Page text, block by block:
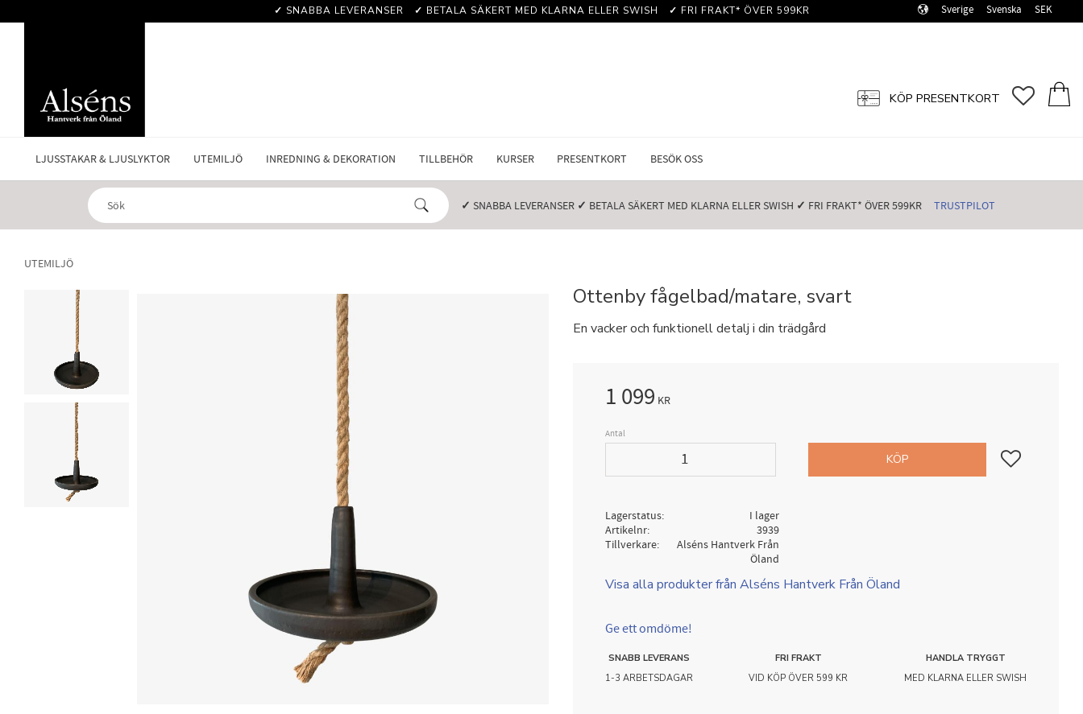
✓ SNABBA LEVERANSER️ ✓ BETALA SÄKERT MED KLARNA ELLER SWISH️ ✓ FRI FRAKT* ÖVER 599KR️ Sverige Svenska SEK
LJUSSTAKAR & LJUSLYKTOR UTEMILJÖ INREDNING & DEKORATION TILLBEHÖR KURSER PRESENTKORT BESÖK OSS
KÖP PRESENTKORT
✓ SNABBA LEVERANSER️ ✓ BETALA SÄKERT MED KLARNA ELLER SWISH️ ✓ FRI FRAKT* ÖVER 599KR️ TRUSTPILOT
UTEMILJÖ
Ottenby fågelbad/matare, svart
En vacker och funktionell detalj i din trädgård
1 099 KR
Antal
KÖP Lägg till i
Lagerstatus
I lager
Artikelnr
3939
Tillverkare
Alséns Hantverk Från
Öland
Visa alla produkter från Alséns Hantverk Från Öland
Ge ett omdöme!
SNABB LEVERANS
1-3 ARBETSDAGAR
FRI FRAKT
VID KÖP ÖVER 599 KR
HANDLA TRYGGT
MED KLARNA ELLER SWISH